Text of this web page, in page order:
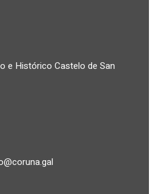
e Histórico Castelo de San